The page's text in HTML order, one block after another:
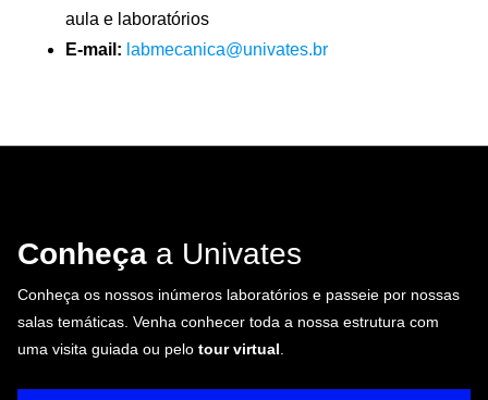
aula e laboratórios
E-mail: labmecanica@univates.br
Conheça a Univates
Conheça os nossos inúmeros laboratórios e passeie por nossas
salas temáticas. Venha conhecer toda a nossa estrutura com
uma visita guiada ou pelo tour virtual